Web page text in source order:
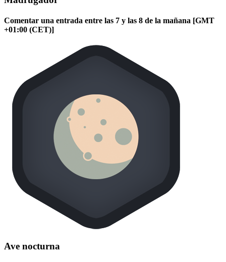
Comentar una entrada entre las 7 y las 8 de la mañana [GMT
+01:00 (CET)]
Ave nocturna